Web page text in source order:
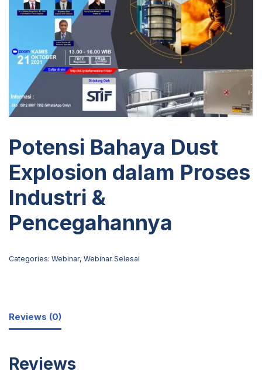
Potensi Bahaya Dust
Explosion dalam Proses
Industri &
Pencegahannya
Categories: Webinar, Webinar Selesai
Reviews (0)
Reviews